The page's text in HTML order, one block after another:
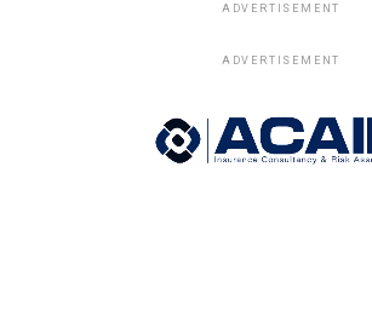
ADVERTISEMENT
ADVERTISEMENT